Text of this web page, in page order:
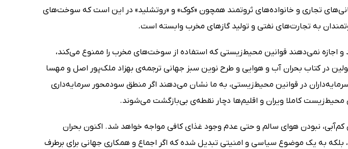
تجاری و خانواده‌های ثروتمند همچون «کوک» و «روتشلید» در این است که سوخت‌های
به تجارت‌های نفتی و تولید گازهای مخرب وابسته است.
و اجازه نمی‌دهند قوانین محیط‌زیستی که استفاده از سوخت‌های مخرب را ممنوع می‌کند،
در کتاب بحران آب و هوایی و طرح نوین سبز جهانی ترجمه‌ی بهزاد ملک‌پور اصل و مهسا
در قوانین محیط‌زیستی، به ما نشان می‌دهند اگر منطق سودمحور سرمایه‌داری
محیط‌زیست کاملا ویران و اقلیم‌ها دچار نقطه‌ی بی‌بازگشت می‌شوند.
نبودن هوای سالم و حتی عدم وجود غذای کافی مواجه خواهد شد. اکنون بحران
به یک موضوع سیاسی و امنیتی تبدیل شده که اگر اجماع و همکاری جهانی برای برطرف